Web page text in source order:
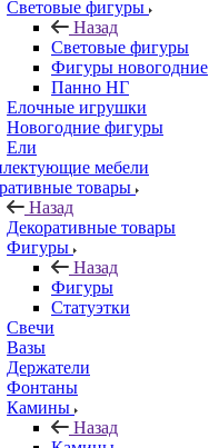
Световые фигуры
Назад
Световые фигуры
Фигуры новогодние
Панно НГ
Елочные игрушки
Новогодние фигуры
Ели
мебели
товары
Назад
Декоративные товары
Фигуры
Назад
Фигуры
Статуэтки
Свечи
Вазы
Держатели
Фонтаны
Камины
Назад